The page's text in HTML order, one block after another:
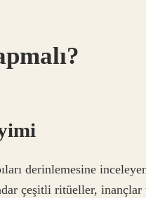
derinlemesine
çeşitli ritüeller, inançlar